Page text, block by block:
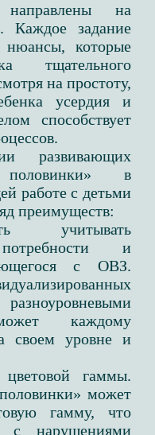
на
Каждое задание
которые
тщательного
на простоту,
усердия и
способствует
развивающих
в
работе с детьми
преимуществ:
учитывать
и
с ОВЗ.
каждому
своем уровне и
гаммы.
может
гамму, что
с нарушениями